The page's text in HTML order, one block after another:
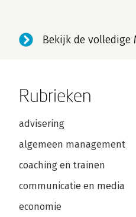
Bekijk de volledige
Rubrieken
advisering
algemeen management
coaching en trainen
communicatie en media
economie